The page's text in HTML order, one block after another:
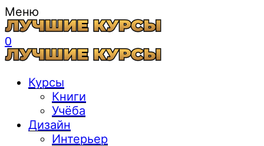
Меню
0
Курсы
Книги
Учёба
Дизайн
Интерьер